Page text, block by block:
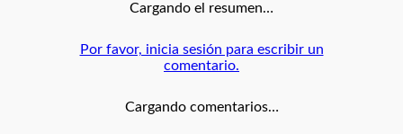
Cargando el resumen…
Por favor, inicia sesión para escribir un
comentario.
Cargando comentarios…